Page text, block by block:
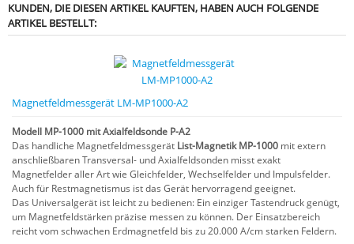
KUNDEN, DIE DIESEN ARTIKEL KAUFTEN, HABEN AUCH FOLGENDE
ARTIKEL BESTELLT:
Magnetfeldmessgerät LM-MP1000-A2
Modell MP-1000 mit Axialfeldsonde P-A2
Das handliche Magnetfeldmessgerät List-Magnetik MP-1000 mit extern
anschließbaren Transversal- und Axialfeldsonden misst exakt
Magnetfelder aller Art wie Gleichfelder, Wechselfelder und Impulsfelder.
Auch für Restmagnetismus ist das Gerät hervorragend geeignet.
Das Universalgerät ist leicht zu bedienen: Ein einziger Tastendruck genügt,
um Magnetfeldstärken präzise messen zu können. Der Einsatzbereich
reicht vom schwachen Erdmagnetfeld bis zu 20.000 A/cm starken Feldern.